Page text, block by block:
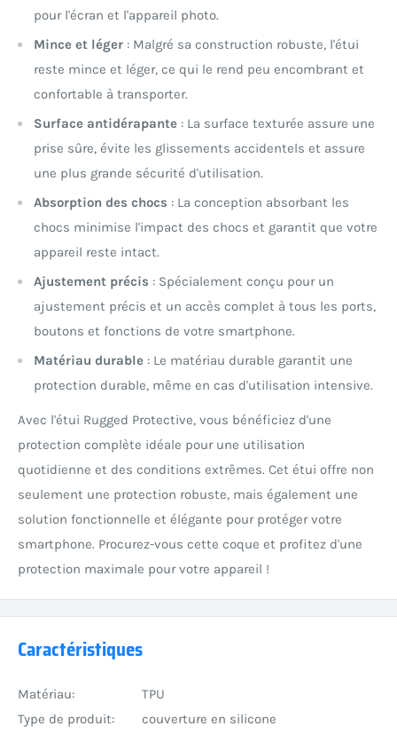
pour l'écran et l'appareil photo.
Mince et léger : Malgré sa construction robuste, l'étui
reste mince et léger, ce qui le rend peu encombrant et
confortable à transporter.
Surface antidérapante : La surface texturée assure une
prise sûre, évite les glissements accidentels et assure
une plus grande sécurité d'utilisation.
Absorption des chocs : La conception absorbant les
chocs minimise l'impact des chocs et garantit que votre
appareil reste intact.
Ajustement précis : Spécialement conçu pour un
ajustement précis et un accès complet à tous les ports,
boutons et fonctions de votre smartphone.
Matériau durable : Le matériau durable garantit une
protection durable, même en cas d'utilisation intensive.
Avec l'étui Rugged Protective, vous bénéficiez d'une
protection complète idéale pour une utilisation
quotidienne et des conditions extrêmes. Cet étui offre non
seulement une protection robuste, mais également une
solution fonctionnelle et élégante pour protéger votre
smartphone. Procurez-vous cette coque et profitez d'une
protection maximale pour votre appareil !
Caractéristiques
Matériau:
TPU
Type de produit:
couverture en silicone